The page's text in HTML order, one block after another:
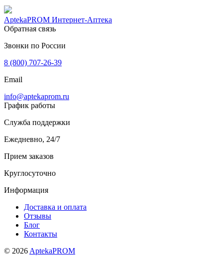
AptekaPROM Интернет-Аптека
Обратная связь
Звонки по России
8 (800) 707-26-39
Email
info@aptekaprom.ru
График работы
Служба поддержки
Ежедневно, 24/7
Прием заказов
Круглосуточно
Информация
Доставка и оплата
Отзывы
Блог
Контакты
© 2026 AptekaPROM